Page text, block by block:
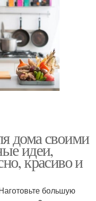
дома своими
идеи,
красиво и
большую